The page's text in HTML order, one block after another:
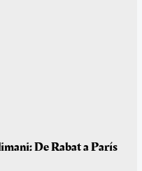
De Rabat a París